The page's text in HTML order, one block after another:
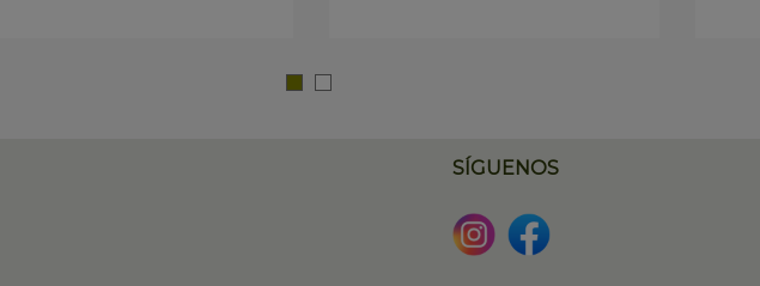
SÍGUENOS